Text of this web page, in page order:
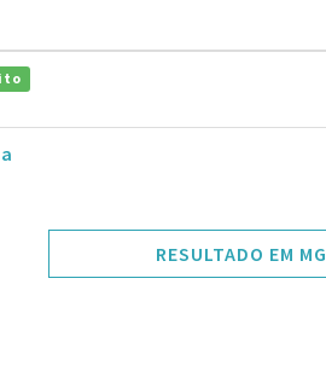
RESULTADO EM MG